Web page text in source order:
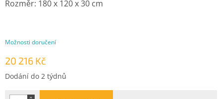
20 216 Kč
Měrná
Dodání do 2 týdnů
Možnosti doručení
Rozměr: 180 x 120 x 30 cm